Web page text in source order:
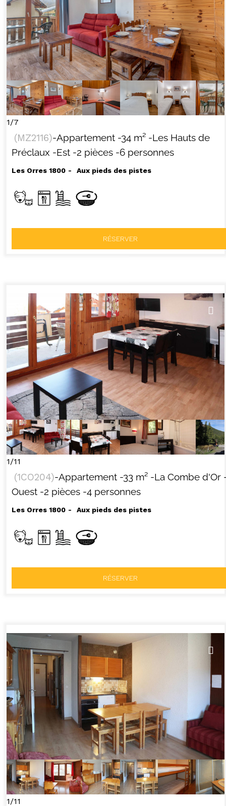
1/7
(MZ2116)-Appartement -34 m² -Les Hauts de
Préclaux -Est -2 pièces -6 personnes
Les Orres 1800 Aux pieds des pistes
RÉSERVER
1/11
(1CO204)-Appartement -33 m² -La Combe d'Or
Ouest -2 pièces -4 personnes
Les Orres 1800 Aux pieds des pistes
RÉSERVER
1/11